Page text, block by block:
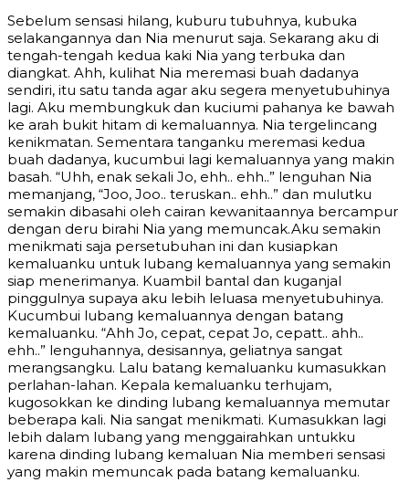
Sebelum sensasi hilang, kuburu tubuhnya, kubuka
selakangannya dan Nia menurut saja. Sekarang aku di
tengah-tengah kedua kaki Nia yang terbuka dan
diangkat. Ahh, kulihat Nia meremasi buah dadanya
sendiri, itu satu tanda agar aku segera menyetubuhinya
lagi. Aku membungkuk dan kuciumi pahanya ke bawah
ke arah bukit hitam di kemaluannya. Nia tergelincang
kenikmatan. Sementara tanganku meremasi kedua
buah dadanya, kucumbui lagi kemaluannya yang makin
basah. “Uhh, enak sekali Jo, ehh.. ehh..” lenguhan Nia
memanjang, “Joo, Joo.. teruskan.. ehh..” dan mulutku
semakin dibasahi oleh cairan kewanitaannya bercampur
dengan deru birahi Nia yang memuncak.Aku semakin
menikmati saja persetubuhan ini dan kusiapkan
kemaluanku untuk lubang kemaluannya yang semakin
siap menerimanya. Kuambil bantal dan kuganjal
pinggulnya supaya aku lebih leluasa menyetubuhinya.
Kucumbui lubang kemaluannya dengan batang
kemaluanku. “Ahh Jo, cepat, cepat Jo, cepatt.. ahh..
ehh..” lenguhannya, desisannya, geliatnya sangat
merangsangku. Lalu batang kemaluanku kumasukkan
perlahan-lahan. Kepala kemaluanku terhujam,
kugosokkan ke dinding lubang kemaluannya memutar
beberapa kali. Nia sangat menikmati. Kumasukkan lagi
lebih dalam lubang yang menggairahkan untukku
karena dinding lubang kemaluan Nia memberi sensasi
yang makin memuncak pada batang kemaluanku.